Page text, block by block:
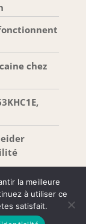
chez
-Plan de
la meilleure
à utiliser ce
satisfait.